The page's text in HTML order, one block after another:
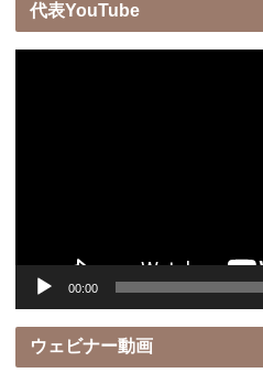
代表YouTube
00:00
ウェビナー動画